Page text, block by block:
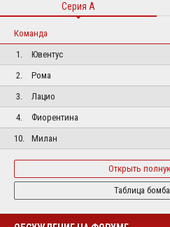
Серия А
Команда
1.
Ювентус
2.
Рома
3.
Лацио
4.
Фиорентина
10.
Милан
Открыть
Таблица